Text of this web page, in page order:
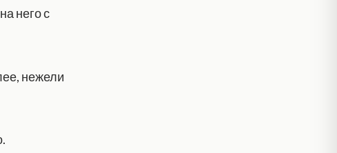
него с
нежели